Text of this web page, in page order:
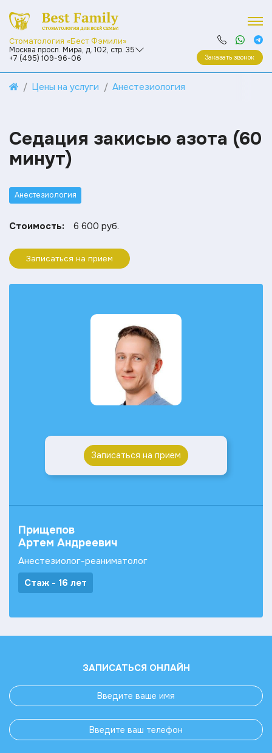
Стоматология «Бест Фэмили»
Москва просп. Мира, д. 102, стр. 35
+7 (495) 109-96-06
Заказать звонок
Цены на услуги Анестезиология
Седация закисью азота (60
минут)
Анестезиология
Стоимость: 6 600 руб.
Записаться на прием
Записаться на прием
Прищепов
Артем Андреевич
Анестезиолог-реаниматолог
Стаж - 16 лет
ЗАПИСАТЬСЯ ОНЛАЙН